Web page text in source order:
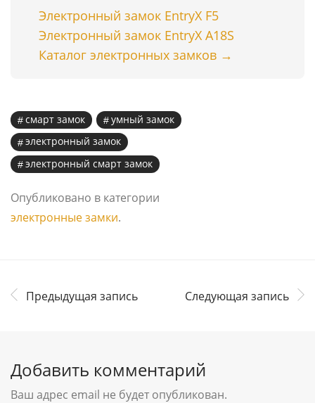
Электронный замок EntryX F5
Электронный замок EntryX A18S
Каталог электронных замков →
смарт замок
умный замок
электронный замок
электронный смарт замок
Опубликовано в категории
электронные замки.
Предыдущая запись Следующая запись
Добавить комментарий
Ваш адрес email не будет опубликован.